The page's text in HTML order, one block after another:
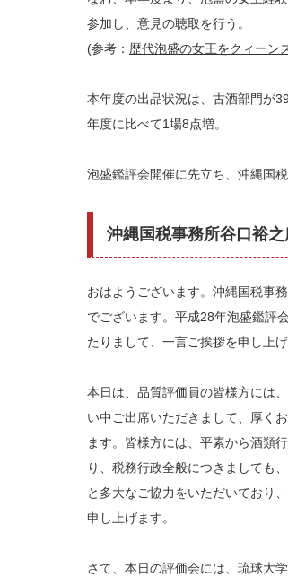
参加し、意見の聴取を行う。
(参考： 歴代泡盛の女王をクィーン
本年度の出品状況は、古酒部門が
年度に比べて1場8点増。
泡盛鑑評会開催に先立ち、沖縄国
沖縄国税事務所谷口裕
おはようございます。沖縄国税事
でございます。平成28年泡盛鑑評
たりまして、一言ご挨拶を申し上げ
本日は、品質評価員の皆様方には
い中ご出席いただきまして、厚く
ます。皆様方には、平素から酒類
り、税務行政全般につきましても
と多大なご協力をいただいており
申し上げます。
さて、本日の評価会には、琉球大